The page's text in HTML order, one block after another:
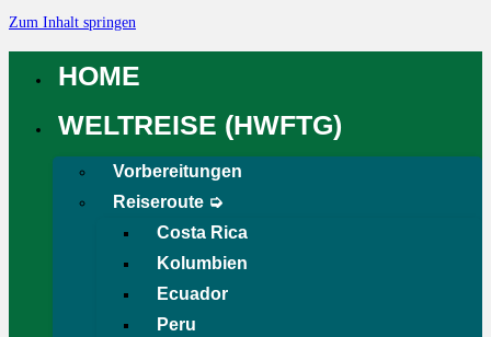
Zum Inhalt springen
HOME
WELTREISE (HWFTG)
Vorbereitungen
Reiseroute ➭
Costa Rica
Kolumbien
Ecuador
Peru